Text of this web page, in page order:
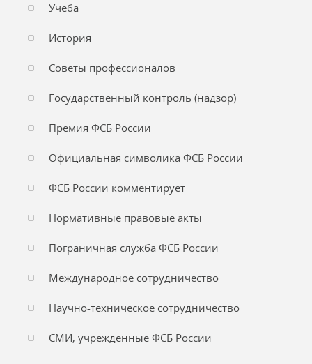
Учеба
История
Советы профессионалов
Государственный контроль (надзор)
Премия ФСБ России
Официальная символика ФСБ России
ФСБ России комментирует
Нормативные правовые акты
Пограничная служба ФСБ России
Международное сотрудничество
Научно-техническое сотрудничество
СМИ, учреждённые ФСБ России